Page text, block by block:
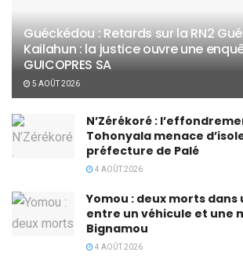
Guéckédou : Retards sur la RN2
Kailahun : la justice ouvre une
GUICOPRES SA
5 AOÛT 2026
N’Zérékoré :
Tohonyala menace
préfecture de Palé
4 AOÛT 2026
Yomou : deux morts dans
entre un véhicule et une
Bignamou
4 AOÛT 2026